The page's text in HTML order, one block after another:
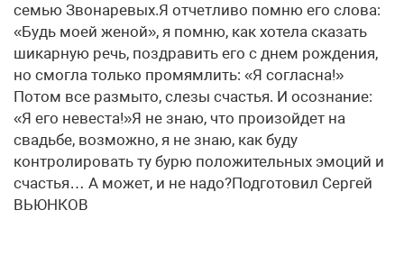
семью Звонаревых.Я отчетливо помню его слова:
«Будь моей женой», я помню, как хотела сказать
шикарную речь, поздравить его с днем рождения,
но смогла только промямлить: «Я согласна!»
Потом все размыто, слезы счастья. И осознание:
«Я его невеста!»Я не знаю, что произойдет на
свадьбе, возможно, я не знаю, как буду
контролировать ту бурю положительных эмоций и
счастья… А может, и не надо?Подготовил Сергей
ВЬЮНКОВ